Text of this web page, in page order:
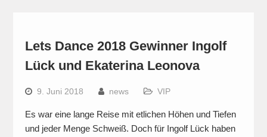
Lets Dance 2018 Gewinner Ingolf
Lück und Ekaterina Leonova
9. Juni 2018 news VIP
Es war eine lange Reise mit etlichen Höhen und Tiefen
und jeder Menge Schweiß. Doch für Ingolf Lück haben